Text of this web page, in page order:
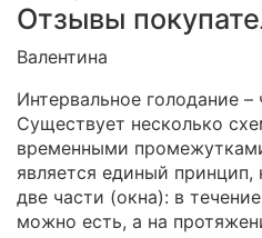
Отзывы
Валентина
Интервальное голодание –
Существует несколько
временными
является единый принцип,
две части (окна): в
можно есть, а на